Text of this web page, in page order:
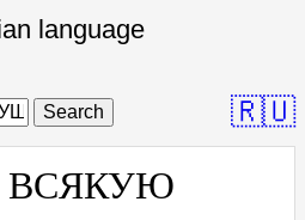
language
Search 🇷🇺
ВСЯКУЮ